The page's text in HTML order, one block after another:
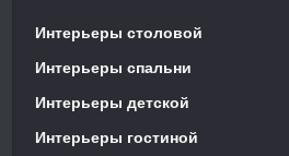
Интерьеры столовой
Интерьеры спальни
Интерьеры детской
Интерьеры гостиной